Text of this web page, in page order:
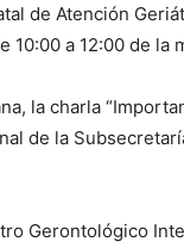
de Atención
10:00 a 12:00 de la
la charla
de la
Gerontológico